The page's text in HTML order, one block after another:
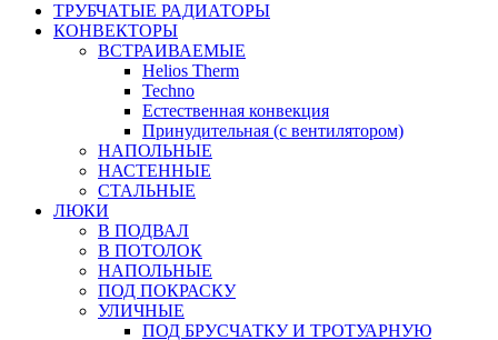
ТРУБЧАТЫЕ РАДИАТОРЫ
КОНВЕКТОРЫ
ВСТРАИВАЕМЫЕ
Helios Therm
Techno
Естественная конвекция
Принудительная (с вентилятором)
НАПОЛЬНЫЕ
НАСТЕННЫЕ
СТАЛЬНЫЕ
ЛЮКИ
В ПОДВАЛ
В ПОТОЛОК
НАПОЛЬНЫЕ
ПОД ПОКРАСКУ
УЛИЧНЫЕ
ПОД БРУСЧАТКУ И ТРОТУАРНУЮ